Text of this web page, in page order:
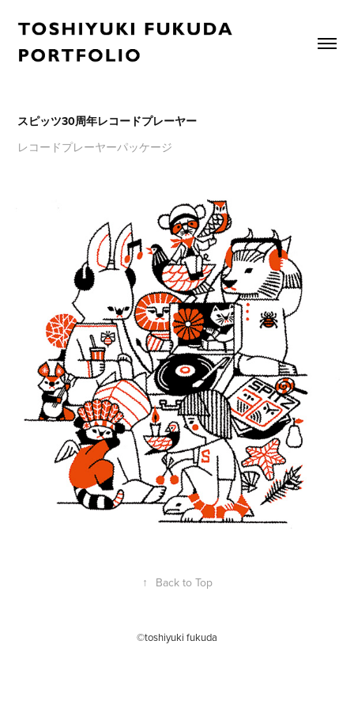
スピッツ30周年レコードプレーヤー
レコードプレーヤーパッケージ
↑ Back to Top
©toshiyuki fukuda